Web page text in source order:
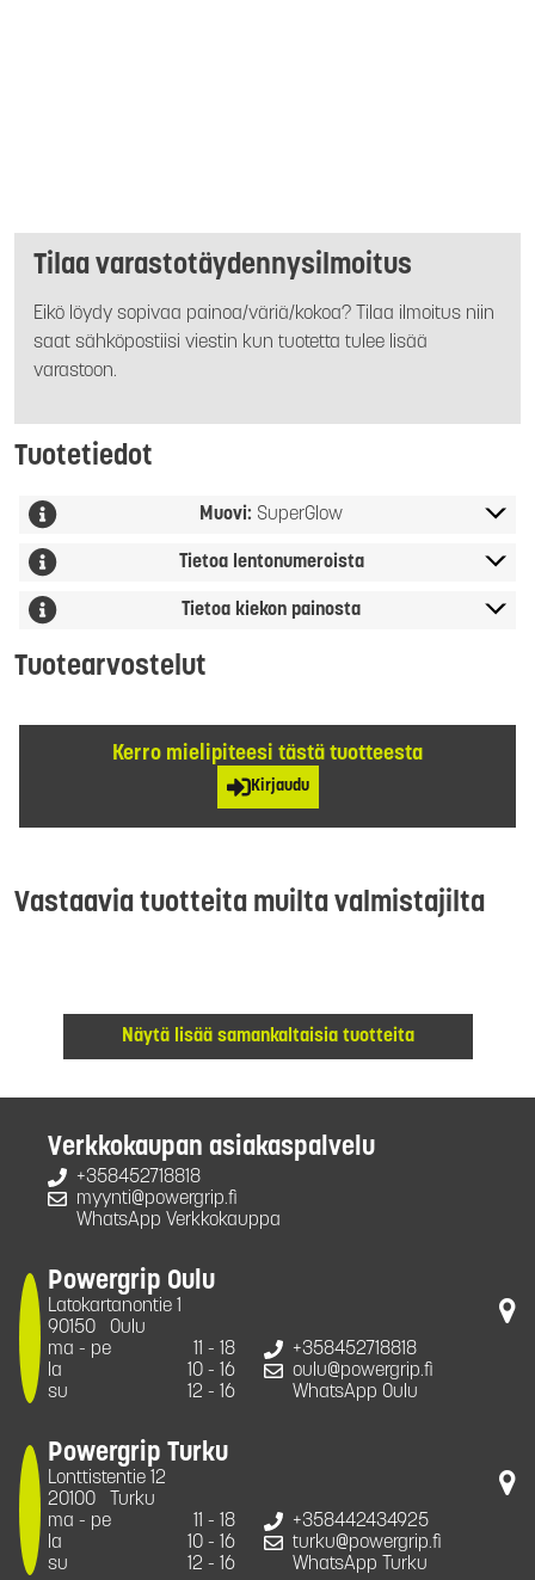
Tilaa varastotäydennysilmoitus
Eikö löydy sopivaa painoa/väriä/kokoa? Tilaa ilmoitus niin
saat sähköpostiisi viestin kun tuotetta tulee lisää
varastoon.
Tuotetiedot
Muovi: SuperGlow
Tietoa lentonumeroista
Tietoa kiekon painosta
Tuotearvostelut
Kerro mielipiteesi tästä tuotteesta
Kirjaudu
Vastaavia tuotteita muilta valmistajilta
Näytä lisää samankaltaisia tuotteita
Verkkokaupan asiakaspalvelu
+358452718818
myynti@powergrip.fi
WhatsApp Verkkokauppa
Powergrip Oulu
Latokartanontie 1
90150
Oulu
ma - pe
11 - 18
la
10 - 16
su
12 - 16
+358452718818
oulu@powergrip.fi
WhatsApp Oulu
Powergrip Turku
Lonttistentie 12
20100
Turku
ma - pe
11 - 18
la
10 - 16
su
12 - 16
+358442434925
turku@powergrip.fi
WhatsApp Turku